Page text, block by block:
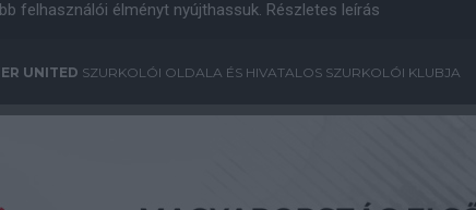
felhasználói élményt nyújthassuk. Részletes leírás
UNITED SZURKOLÓI OLDALA ÉS HIVATALOS SZURKOLÓI KLUBJA